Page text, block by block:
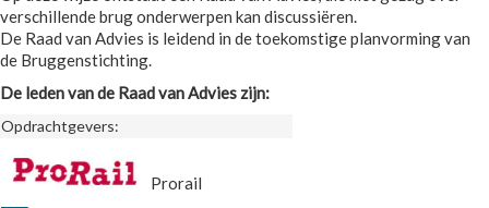
verschillende brug onderwerpen kan discussiëren.
De Raad van Advies is leidend in de toekomstige planvorming van
de Bruggenstichting.
De leden van de Raad van Advies zijn:
Opdrachtgevers:
Prorail